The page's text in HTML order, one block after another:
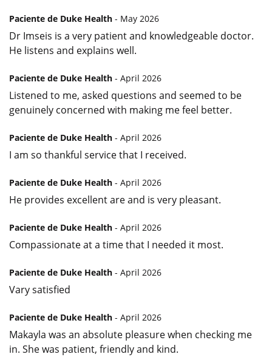
Paciente de Duke Health - May 2026
Dr Imseis is a very patient and knowledgeable doctor.
He listens and explains well.
Paciente de Duke Health - April 2026
Listened to me, asked questions and seemed to be
genuinely concerned with making me feel better.
Paciente de Duke Health - April 2026
I am so thankful service that I received.
Paciente de Duke Health - April 2026
He provides excellent are and is very pleasant.
Paciente de Duke Health - April 2026
Compassionate at a time that I needed it most.
Paciente de Duke Health - April 2026
Vary satisfied
Paciente de Duke Health - April 2026
Makayla was an absolute pleasure when checking me
in. She was patient, friendly and kind.